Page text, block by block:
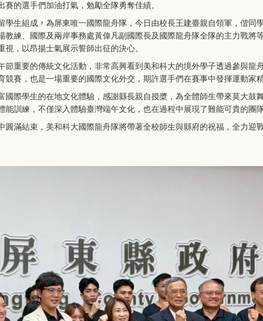
的選手們加油打氣，勉勵全隊勇奪佳績。
學生組成 ， 為屏東唯一國際龍舟隊，今日由校長王建臺親自領軍，偕同
教練、國際及兩岸事務處黃偉凡副國際長及國際龍舟隊全隊的主力戰將
，以昂揚士氣展示誓師出征的決心。
節重要的傳統文化活動，非常高興看到美和科大的境外學子透過參與龍
賽，也是一場重要的國際文化外交，期許選手們在賽事中發揮運動家
國際學生的在地文化體驗，感謝縣長親自授槳，為全體師生帶來莫大鼓
訓練，不僅深入體驗臺灣端午文化，也在過程中展現了難能可貴的團
滿結束，美和科大國際龍舟隊將帶著全校師生與縣府的祝福，全力迎